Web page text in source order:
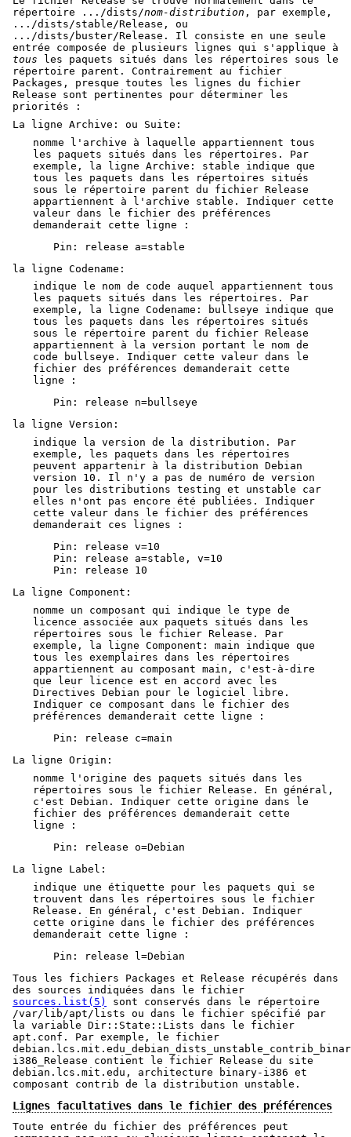
répertoire .../dists/nom-distribution , par exemple,
.../dists/stable/Release, ou
.../dists/buster/Release. Il consiste en une seule
entrée composée de plusieurs lignes qui s'applique à
tous les paquets situés dans les répertoires sous le
répertoire parent. Contrairement au fichier
Packages, presque toutes les lignes du fichier
Release sont pertinentes pour déterminer les
priorités :
La ligne Archive: ou Suite:
nomme l'archive à laquelle appartiennent tous
les paquets situés dans les répertoires. Par
exemple, la ligne Archive: stable indique que
tous les paquets dans les répertoires situés
sous le répertoire parent du fichier Release
appartiennent à l'archive stable. Indiquer cette
valeur dans le fichier des préférences
demanderait cette ligne :
Pin: release a=stable
la ligne Codename:
indique le nom de code auquel appartiennent tous
les paquets situés dans les répertoires. Par
exemple, la ligne Codename: bullseye indique que
tous les paquets dans les répertoires situés
sous le répertoire parent du fichier Release
appartiennent à la version portant le nom de
code bullseye. Indiquer cette valeur dans le
fichier des préférences demanderait cette
ligne :
Pin: release n=bullseye
la ligne Version:
indique la version de la distribution. Par
exemple, les paquets dans les répertoires
peuvent appartenir à la distribution Debian
version 10. Il n'y a pas de numéro de version
pour les distributions testing et unstable car
elles n'ont pas encore été publiées. Indiquer
cette valeur dans le fichier des préférences
demanderait ces lignes :
Pin: release v=10
Pin: release a=stable, v=10
Pin: release 10
La ligne Component:
nomme un composant qui indique le type de
licence associée aux paquets situés dans les
répertoires sous le fichier Release. Par
exemple, la ligne Component: main indique que
tous les exemplaires dans les répertoires
appartiennent au composant main, c'est-à-dire
que leur licence est en accord avec les
Directives Debian pour le logiciel libre.
Indiquer ce composant dans le fichier des
préférences demanderait cette ligne :
Pin: release c=main
La ligne Origin:
nomme l'origine des paquets situés dans les
répertoires sous le fichier Release. En général,
c'est Debian. Indiquer cette origine dans le
fichier des préférences demanderait cette
ligne :
Pin: release o=Debian
La ligne Label:
indique une étiquette pour les paquets qui se
trouvent dans les répertoires sous le fichier
Release. En général, c'est Debian. Indiquer
cette origine dans le fichier des préférences
demanderait cette ligne :
Pin: release l=Debian
Tous les fichiers Packages et Release récupérés dans
des sources indiquées dans le fichier
sources.list(5)
sont conservés dans le répertoire
/var/lib/apt/lists ou dans le fichier spécifié par
la variable Dir::State::Lists dans le fichier
apt.conf. Par exemple, le fichier
i386_Release contient le fichier Release du site
debian.lcs.mit.edu, architecture binary-i386 et
composant contrib de la distribution unstable.
Lignes facultatives dans le fichier des préférences
Toute entrée du fichier des préférences peut